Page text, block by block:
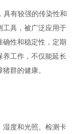
具有较强的传染性和
工具，被广泛应用于
性和稳定性，定期
养工作，不仅能延长
的健康。
度和光照。检测卡